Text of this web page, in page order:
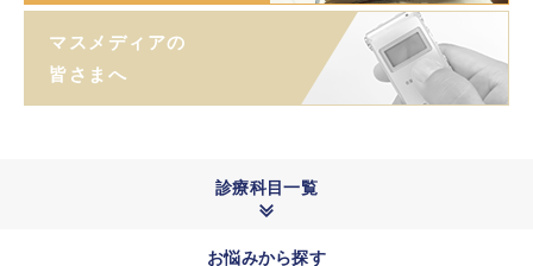
マスメディアの
皆さまへ
診療科目一覧
お悩みから探す